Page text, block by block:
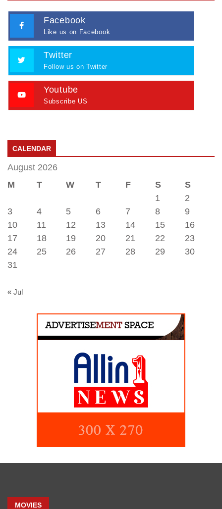
Facebook
Like us on Facebook
Twitter
Follow us on Twitter
Youtube
Subscribe US
CALENDAR
August 2026
M
T W T F S
S
1
2
3
4 5 6 7 8
9
10
11 12 13 14 15
16
17
18 19 20 21 22
23
24
25 26 27 28 29
30
31
« Jul
MOVIES